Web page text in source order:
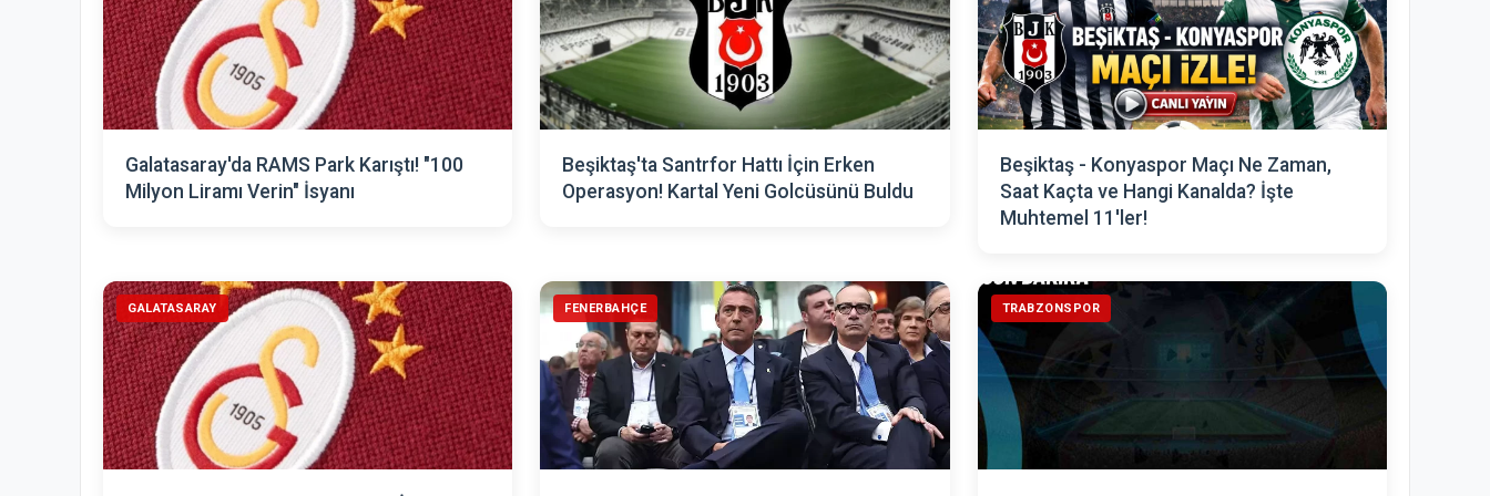
Galatasaray'da RAMS Park Karıştı! "100
Milyon Liramı Verin" İsyanı
Beşiktaş'ta Santrfor Hattı İçin Erken
Operasyon! Kartal Yeni Golcüsünü Buldu
Beşiktaş - Konyaspor Maçı Ne Zaman,
Saat Kaçta ve Hangi Kanalda? İşte
Muhtemel 11'ler!
GALATASARAY FENERBAHÇE TRABZONSPOR